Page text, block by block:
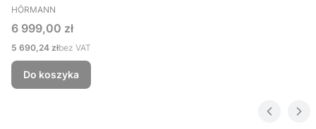
229x181 cm
PRODUCENT
HÖRMANN
Cena
6 999,00 zł
Cena
5 690,24 złbez VAT
Do koszyka